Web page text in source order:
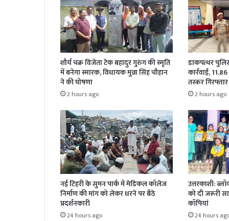
शौर्य चक्र विजेता टेक बहादुर गुरुंग की स्मृति
में बनेगा स्मारक, विधायक मुन्ना सिंह चौहान
ने की घोषणा
2 hours ago
डाकपत्थर
कार्रवाई,
तस्कर गिरफ्तार
2 hours ago
नई टिहरी के सुमन पार्क में मेडिकल कॉलेज
निर्माण की मांग को लेकर धरने पर बैठे
प्रदर्शनकारी
24 hours ago
उत्तरकाशी:
को दी जरूरी
कॉपियां
24 hours